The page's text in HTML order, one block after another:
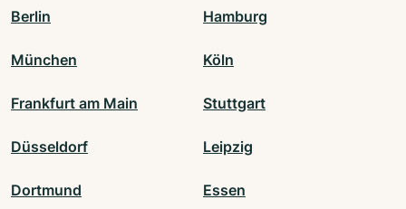
Berlin Hamburg
München Köln
Frankfurt am Main Stuttgart
Düsseldorf Leipzig
Dortmund Essen